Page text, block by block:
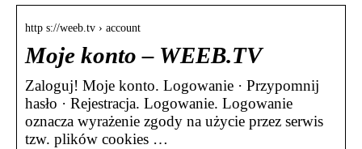
http s://weeb.tv › account
Moje konto – WEEB.TV
Zaloguj! Moje konto. Logowanie · Przypomnij
hasło · Rejestracja. Logowanie. Logowanie
oznacza wyrażenie zgody na użycie przez serwis
tzw. plików cookies …